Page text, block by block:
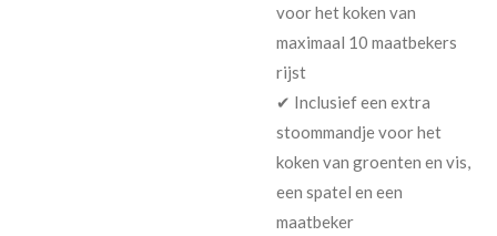
voor het koken van
maximaal 10 maatbekers
rijst
✔ Inclusief een extra
stoommandje voor het
koken van groenten en vis,
een spatel en een
maatbeker